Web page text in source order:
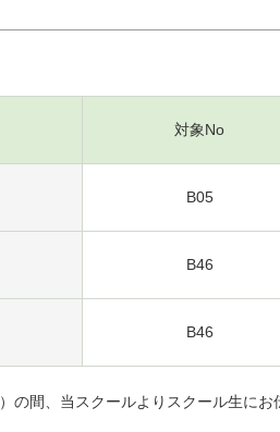
対象No
B05
B46
B46
の間、当スクールよりスクール生に